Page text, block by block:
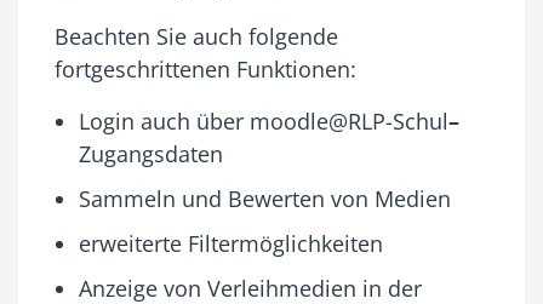
Beachten Sie auch folgende
fortgeschrittenen Funktionen:
Login auch über moodle@RLP-Schul–
Zugangsdaten
Sammeln und Bewerten von Medien
erweiterte Filtermöglichkeiten
Anzeige von Verleihmedien in der